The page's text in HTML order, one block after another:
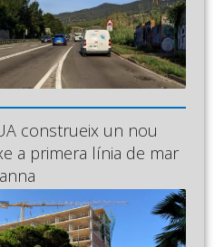
construeix un nou
a primera línia de mar